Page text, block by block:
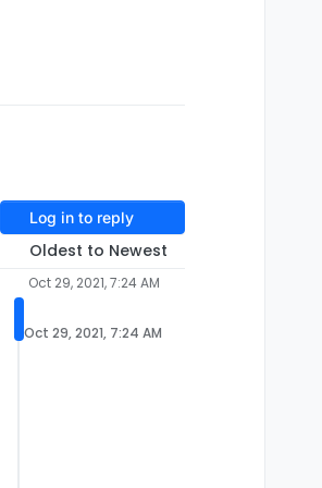
Log in to reply
Oldest to Newest
Oct 29, 2021, 7:24 AM
Oct 29, 2021, 7:24 AM